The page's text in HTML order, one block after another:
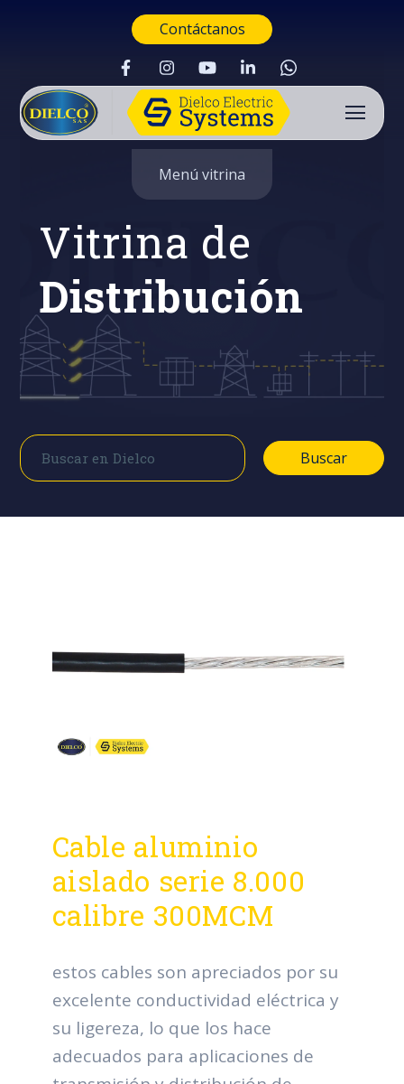
Contáctanos
Buscar
Menú vitrina
Vitrina de
Distribución
Buscar
Buscar
Cable aluminio
aislado serie 8.000
calibre 300MCM
estos cables son apreciados por su
excelente conductividad eléctrica y
su ligereza, lo que los hace
adecuados para aplicaciones de